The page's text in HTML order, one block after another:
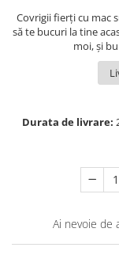
Fursecuri
Creme tartinabile
Prajituri artizanale
Chec cu iaurt
Checurile Royal
Prajituri Fabrica
Prajituri nuci
Covrigii fierți cu mac
să te bucuri la tine
moi, și
Durata de livrare:
Ai nevoie de